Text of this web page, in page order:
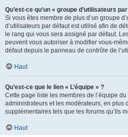
Qu’est-ce qu’un « groupe d’utilisateurs
Si vous êtes membre de plus d’un groupe
d’utilisateurs par défaut est utilisé afin de
le rang qui vous sera assigné par défaut.
peuvent vous autoriser à modifier vous-
défaut depuis le panneau de contrôle de
Haut
Qu’est-ce que le lien « L’équipe » ?
Cette page liste les membres de l’équipe
administrateurs et les modérateurs, en plus
supplémentaires tels que les forums qu’ils
Haut